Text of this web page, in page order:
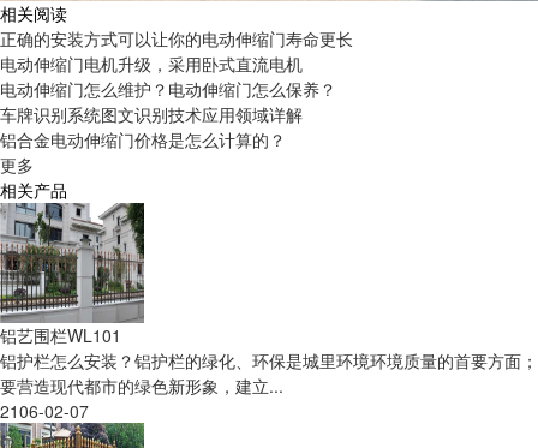
相关阅读
正确的安装方式可以让你的电动伸缩门寿命更长
电动伸缩门电机升级，采用卧式直流电机
电动伸缩门怎么维护？电动伸缩门怎么保养？
车牌识别系统图文识别技术应用领域详解
铝合金电动伸缩门价格是怎么计算的？
更多
相关产品
铝艺围栏WL101
铝护栏怎么安装？铝护栏的绿化、环保是城里环境环境质量的首要方面；
要营造现代都市的绿色新形象，建立...
2106-02-07